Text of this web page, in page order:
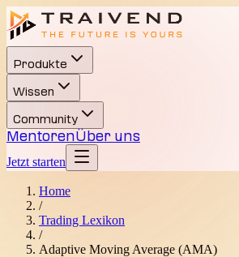
Produkte
Wissen
Community
MentorenÜber uns
Jetzt starten
Home
/
Trading Lexikon
/
Adaptive Moving Average (AMA)